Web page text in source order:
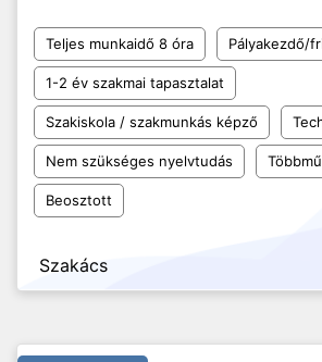
Teljes munkaidő 8 óra Pályakezdő/
1-2 év szakmai tapasztalat
Szakiskola / szakmunkás képző
Nem szükséges nyelvtudás
Beosztott
Szakács